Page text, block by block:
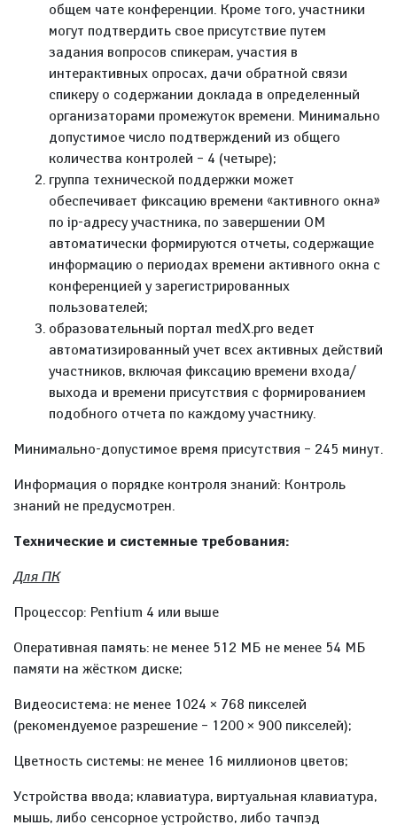
общем чате конференции. Кроме того, участники
могут подтвердить свое присутствие путем
задания вопросов спикерам, участия в
интерактивных опросах, дачи обратной связи
спикеру о содержании доклада в определенный
организаторами промежуток времени. Минимально
допустимое число подтверждений из общего
количества контролей – 4 (четыре);
группа технической поддержки может
обеспечивает фиксацию времени «активного окна»
по ip-адресу участника, по завершении ОМ
автоматически формируются отчеты, содержащие
информацию о периодах времени активного окна с
конференцией у зарегистрированных
пользователей;
образовательный портал medX.pro ведет
автоматизированный учет всех активных действий
участников, включая фиксацию времени входа/
выхода и времени присутствия с формированием
подобного отчета по каждому участнику.
Минимально-допустимое время присутствия – 245 минут.
Информация о порядке контроля знаний: Контроль
знаний не предусмотрен.
Технические и системные требования:
Для ПК
Процессор: Pentium 4 или выше
Оперативная память: не менее 512 МБ не менее 54 МБ
памяти на жёстком диске;
Видеосистема: не менее 1024 × 768 пикселей
(рекомендуемое разрешение – 1200 × 900 пикселей);
Цветность системы: не менее 16 миллионов цветов;
Устройства ввода; клавиатура, виртуальная клавиатура,
мышь, либо сенсорное устройство, либо тачпэд